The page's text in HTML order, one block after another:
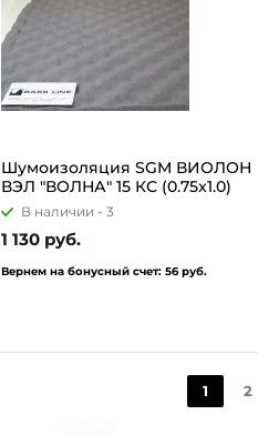
Шумоизоляция SGM ВИОЛОН
ВЭЛ "ВОЛНА" 15 КС (0.75x1.0)
В наличии - 3
1 130 руб.
Вернем на бонусный счет: 56 руб.
1 2